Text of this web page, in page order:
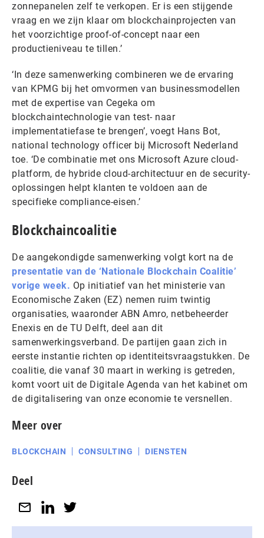
zonnepanelen zelf te verkopen. Er is een stijgende
vraag en we zijn klaar om blockchainprojecten van
het voorzichtige proof-of-concept naar een
productieniveau te tillen.’
‘In deze samenwerking combineren we de ervaring
van KPMG bij het omvormen van businessmodellen
met de expertise van Cegeka om
blockchaintechnologie van test- naar
implementatiefase te brengen’, voegt Hans Bot,
national technology officer bij Microsoft Nederland
toe. ‘De combinatie met ons Microsoft Azure cloud-
platform, de hybride cloud-architectuur en de security-
oplossingen helpt klanten te voldoen aan de
specifieke compliance-eisen.’
Blockchaincoalitie
De aangekondigde samenwerking volgt kort na de
presentatie van de ‘Nationale Blockchain Coalitie’
vorige week. Op initiatief van het ministerie van
Economische Zaken (EZ) nemen ruim twintig
organisaties, waaronder ABN Amro, netbeheerder
Enexis en de TU Delft, deel aan dit
samenwerkingsverband. De partijen gaan zich in
eerste instantie richten op identiteitsvraagstukken. De
coalitie, die vanaf 30 maart in werking is getreden,
komt voort uit de Digitale Agenda van het kabinet om
de digitalisering van onze economie te versnellen.
Meer over
BLOCKCHAIN CONSULTING DIENSTEN
Deel